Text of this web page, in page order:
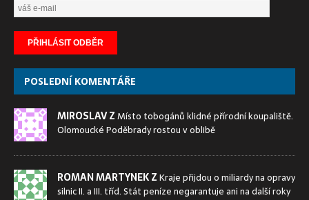
POSLEDNÍ KOMENTÁŘE
MIROSLAV ZMísto tobogánů klidné přírodní koupaliště.
Olomoucké Poděbrady rostou v oblibě
ROMAN MARTYNEK ZKraje přijdou o miliardy na opravy
silnic II. a III. tříd. Stát peníze negarantuje ani na další roky